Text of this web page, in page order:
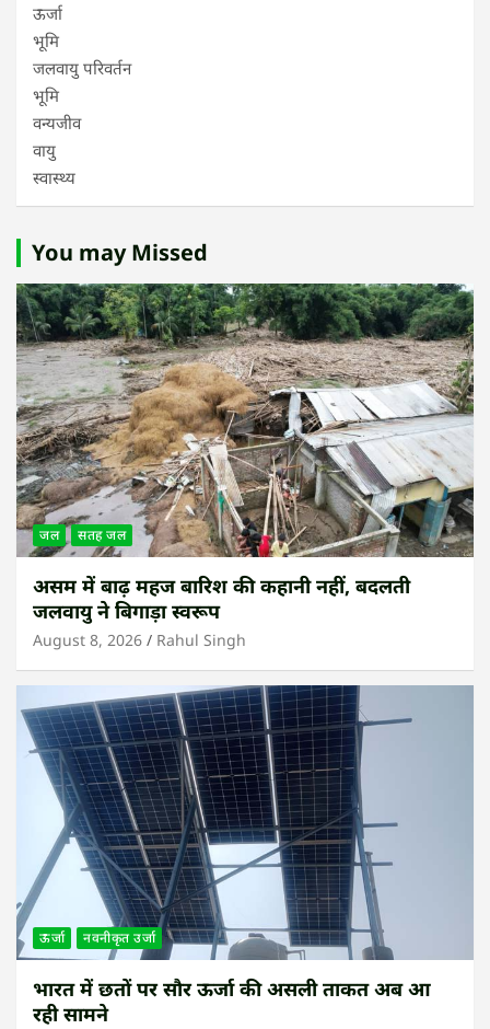
ऊर्जा
भूमि
जलवायु परिवर्तन
भूमि
वन्यजीव
वायु
स्वास्थ्य
You may Missed
जल सतह जल
असम में बाढ़ महज बारिश की कहानी नहीं, बदलती
जलवायु ने बिगाड़ा स्वरूप
August 8, 2026 Rahul Singh
ऊर्जा नवनीकृत उर्जा
भारत में छतों पर सौर ऊर्जा की असली ताकत अब आ
रही सामने